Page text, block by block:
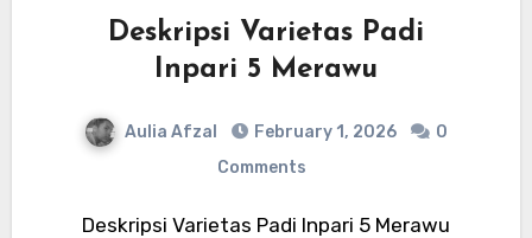
Deskripsi Varietas Padi
Inpari 5 Merawu
Aulia Afzal February 1, 2026
0
Comments
Deskripsi Varietas Padi Inpari 5 Merawu